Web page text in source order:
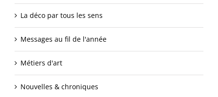
La déco par tous les sens
Messages au fil de l'année
Métiers d'art
Nouvelles & chroniques